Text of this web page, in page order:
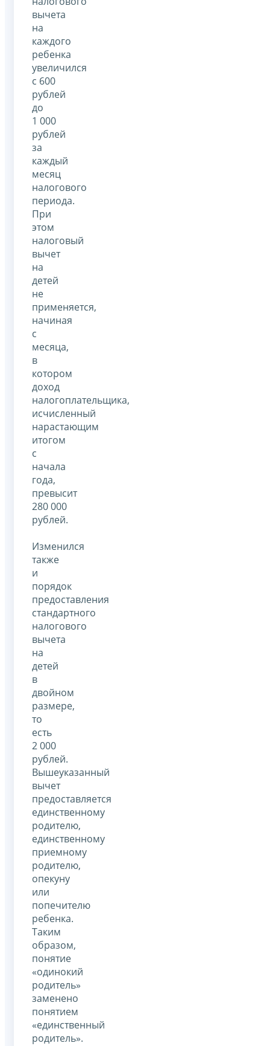
вычета
на
каждого
ребенка
увеличился
с 600
рублей
до
1 000
рублей
за
каждый
месяц
налогового
периода.
При
этом
налоговый
вычет
на
детей
не
применяется,
начиная
с
месяца,
в
котором
доход
налогоплательщика,
исчисленный
нарастающим
итогом
с
начала
года,
превысит
280 000
рублей.
Изменился
также
и
порядок
предоставления
стандартного
налогового
вычета
на
детей
в
двойном
размере,
то
есть
2 000
рублей.
Вышеуказанный
вычет
предоставляется
единственному
родителю,
единственному
приемному
родителю,
опекуну
или
попечителю
ребенка.
Таким
образом,
понятие
«одинокий
родитель»
заменено
понятием
«единственный
родитель».